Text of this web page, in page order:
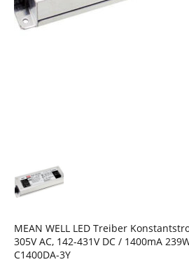
MEAN WELL LED Treiber
305V AC, 142-431V DC / 1400mA
C1400DA-3Y